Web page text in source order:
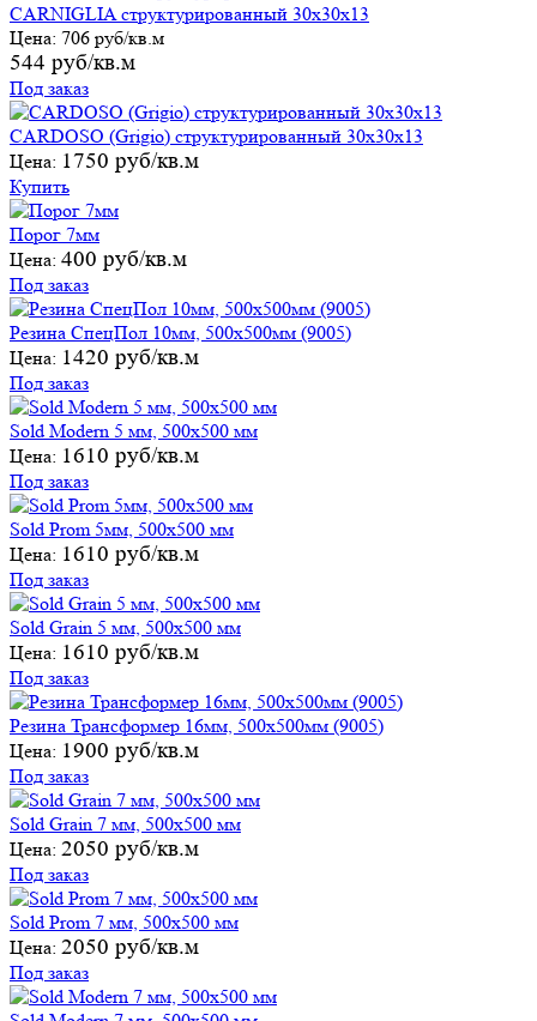
CARNIGLIA структурированный 30х30х13
Цена: 706 руб/кв.м
544 руб/кв.м
Под заказ
CARDOSO (Grigio) структурированный 30х30х13
Цена: 1750 руб/кв.м
Купить
Порог 7мм
Цена: 400 руб/кв.м
Под заказ
Резина СпецПол 10мм, 500х500мм (9005)
Цена: 1420 руб/кв.м
Под заказ
Sold Modern 5 мм, 500х500 мм
Цена: 1610 руб/кв.м
Под заказ
Sold Prom 5мм, 500х500 мм
Цена: 1610 руб/кв.м
Под заказ
Sold Grain 5 мм, 500х500 мм
Цена: 1610 руб/кв.м
Под заказ
Резина Трансформер 16мм, 500х500мм (9005)
Цена: 1900 руб/кв.м
Под заказ
Sold Grain 7 мм, 500х500 мм
Цена: 2050 руб/кв.м
Под заказ
Sold Prom 7 мм, 500х500 мм
Цена: 2050 руб/кв.м
Под заказ